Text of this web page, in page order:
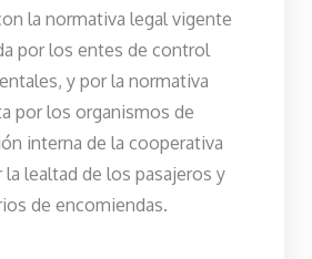
la normativa legal vigente
por los entes de control
y por la normativa
por los organismos de
interna de la cooperativa
la lealtad de los pasajeros y
de encomiendas.